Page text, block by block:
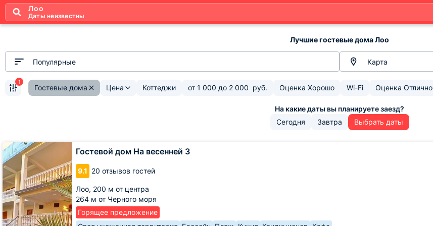
Лоо
Даты неизвестны
Лучшие гостевые дома Лоо
Популярные Карта
Гостевые дома Цена Коттеджи от 1 000 до 2 000 руб. Оценка Хорошо Wi-Fi Оценка Отлично
1
Сегодня Завтра Выбрать даты
Гостевой дом На весенней 3
9.1 20 отзывов гостей
Лоо, 200 м от центра
264 м от Черного моря
Горящее предложение
Гостевой
дом
На
весенней
3